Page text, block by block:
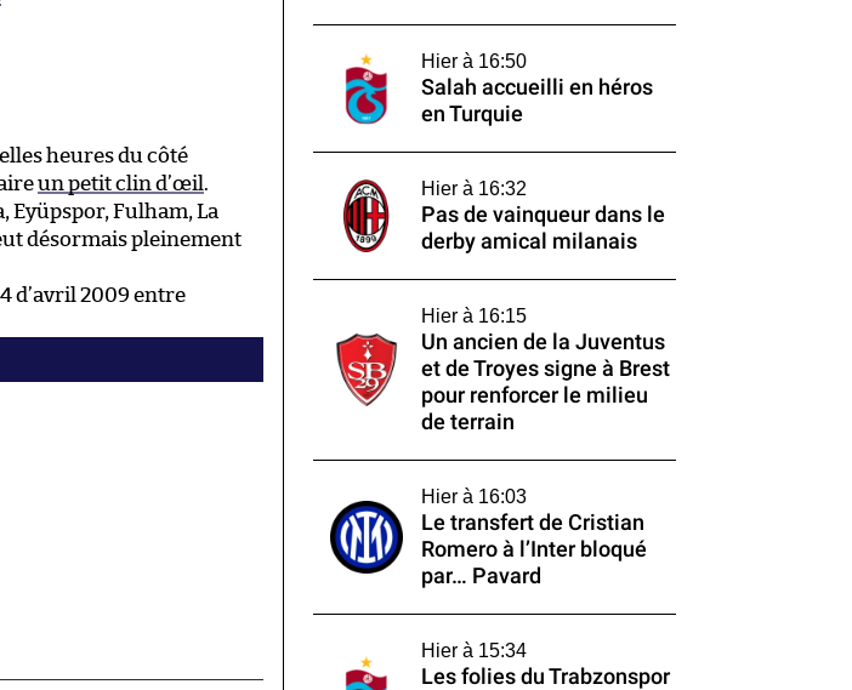
heures du côté
un petit clin d’œil.
Eyüpspor, Fulham, La
désormais pleinement
d’avril 2009 entre
Hier à 16:50
Salah accueilli en héros
en Turquie
Hier à 16:32
Pas de vainqueur dans le
derby amical milanais
Hier à 16:15
Un ancien de la Juventus
et de Troyes signe à Brest
pour renforcer le milieu
de terrain
Hier à 16:03
Le transfert de Cristian
Romero à l’Inter bloqué
par… Pavard
Hier à 15:34
Les folies du Trabzonspor